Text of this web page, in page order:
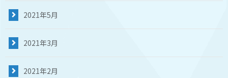
2021年5月
2021年3月
2021年2月